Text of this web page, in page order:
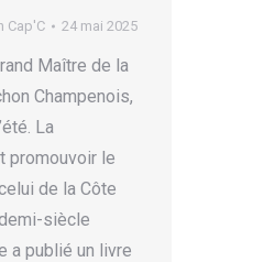
Cap'C 24 mai 2025
Maître de la
Champenois,
La
promouvoir le
de la Côte
siècle
a publié un livre